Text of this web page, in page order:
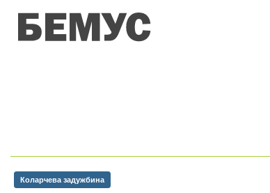
Коларчева задужбина